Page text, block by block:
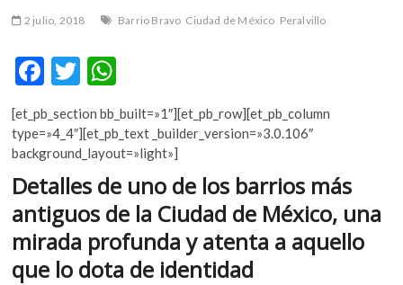
2 julio, 2018 Barrio Bravo Ciudad de México Peralvillo
F
e
b
o
o
k
T
w
itt
er
h
at
s
A
p
p
[et_pb_section bb_built=»1″][et_pb_row][et_pb_column
type=»4_4″][et_pb_text _builder_version=»3.0.106″
background_layout=»light»]
Detalles de uno de los barrios más
antiguos de la Ciudad de México, una
mirada profunda y atenta a aquello
que lo dota de identidad